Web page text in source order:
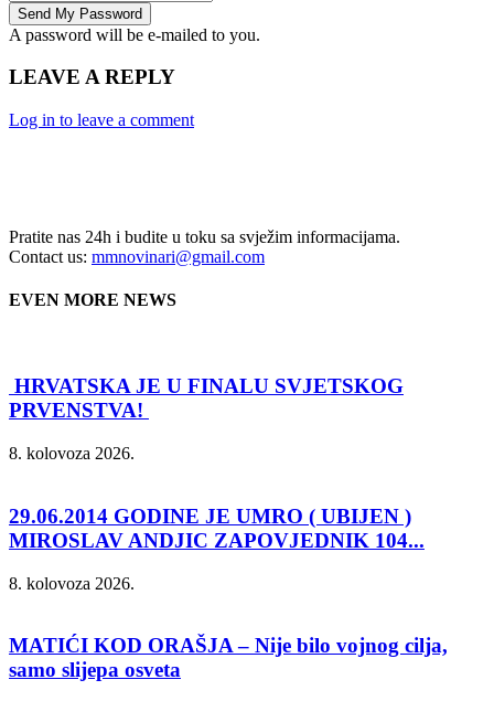
A password will be e-mailed to you.
LEAVE A REPLY
Log in to leave a comment
Pratite nas 24h i budite u toku sa svježim informacijama.
Contact us: mmnovinari@gmail.com
EVEN MORE NEWS
HRVATSKA JE U FINALU SVJETSKOG
PRVENSTVA!
8. kolovoza 2026.
29.06.2014 GODINE JE UMRO ( UBIJEN )
MIROSLAV ANDJIC ZAPOVJEDNIK 104...
8. kolovoza 2026.
MATIĆI KOD ORAŠJA – Nije bilo vojnog cilja,
samo slijepa osveta